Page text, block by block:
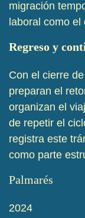
migración
laboral como el
Regreso y
Con el cierre
preparan el
organizan el
de repetir el
registra este
como parte
Palmarés
2024